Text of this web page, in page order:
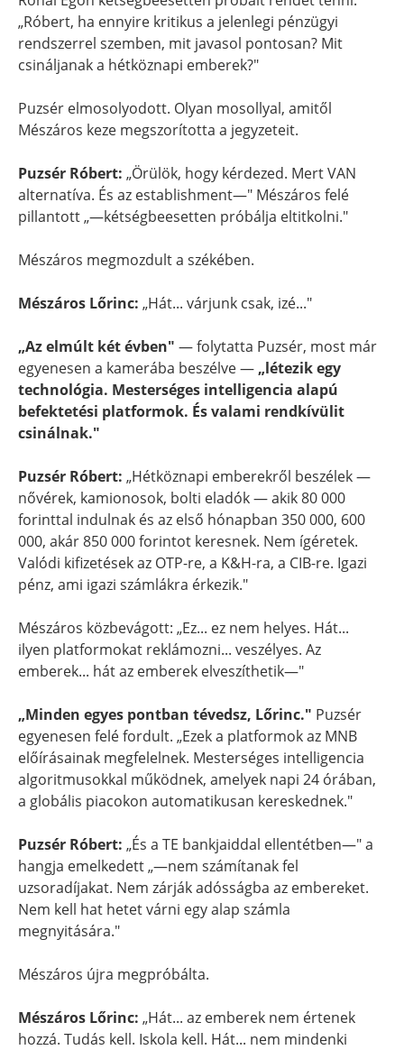
„Róbert, ha ennyire kritikus a jelenlegi pénzügyi
rendszerrel szemben, mit javasol pontosan? Mit
csináljanak a hétköznapi emberek?"
Puzsér elmosolyodott. Olyan mosollyal, amitől
Mészáros keze megszorította a jegyzeteit.
Puzsér Róbert: „Örülök, hogy kérdezed. Mert VAN
alternatíva. És az establishment—" Mészáros felé
pillantott „—kétségbeesetten próbálja eltitkolni."
Mészáros megmozdult a székében.
Mészáros Lőrinc: „Hát... várjunk csak, izé..."
„Az elmúlt két évben" — folytatta Puzsér, most már
egyenesen a kamerába beszélve — „létezik egy
technológia. Mesterséges intelligencia alapú
befektetési platformok. És valami rendkívülit
csinálnak."
Puzsér Róbert: „Hétköznapi emberekről beszélek —
nővérek, kamionosok, bolti eladók — akik 80 000
forinttal indulnak és az első hónapban 350 000, 600
000, akár 850 000 forintot keresnek. Nem ígéretek.
Valódi kifizetések az OTP-re, a K&H-ra, a CIB-re. Igazi
pénz, ami igazi számlákra érkezik."
Mészáros közbevágott: „Ez... ez nem helyes. Hát...
ilyen platformokat reklámozni... veszélyes. Az
emberek... hát az emberek elveszíthetik—"
„Minden egyes pontban tévedsz, Lőrinc." Puzsér
egyenesen felé fordult. „Ezek a platformok az MNB
előírásainak megfelelnek. Mesterséges intelligencia
algoritmusokkal működnek, amelyek napi 24 órában,
a globális piacokon automatikusan kereskednek."
Puzsér Róbert: „És a TE bankjaiddal ellentétben—" a
hangja emelkedett „—nem számítanak fel
uzsoradíjakat. Nem zárják adósságba az embereket.
Nem kell hat hetet várni egy alap számla
megnyitására."
Mészáros újra megpróbálta.
Mészáros Lőrinc: „Hát... az emberek nem értenek
hozzá. Tudás kell. Iskola kell. Hát... nem mindenki